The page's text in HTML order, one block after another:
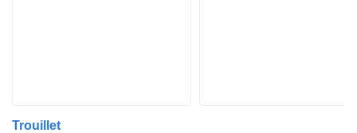
Trouillet